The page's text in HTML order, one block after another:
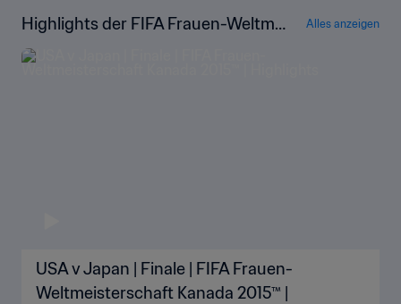
Highlights der FIFA Frauen-Weltme
isterschaft Kanada 2015™
Alles anzeigen
USA v Japan | Finale | FIFA Frauen-
Weltmeisterschaft Kanada 2015™ |